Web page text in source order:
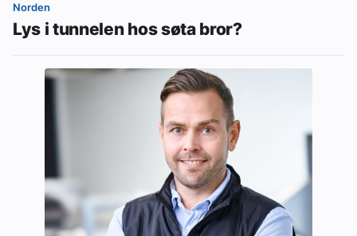
Norden
Lys i tunnelen hos søta bror?